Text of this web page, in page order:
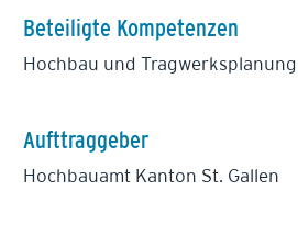
Beteiligte Kompetenzen
Hochbau und
Aufttraggeber
Hochbauamt Kanton St. Gallen